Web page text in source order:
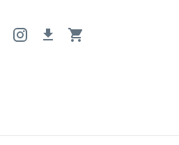
มหากาพย์ , สุดขีด